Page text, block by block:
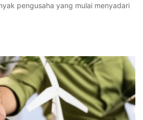
pengusaha yang mulai menyadari